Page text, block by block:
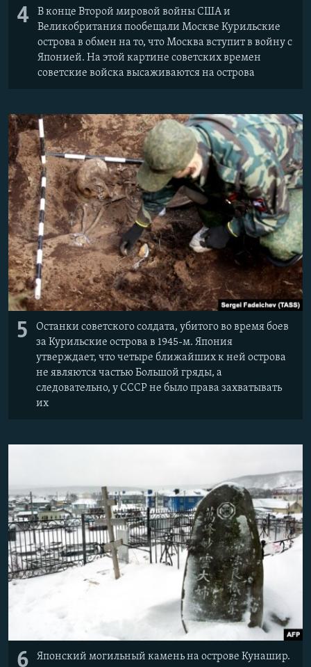
4
В конце Второй мировой войны США и
Великобритания пообещали Москве Курильские
острова в обмен на то, что Москва вступит в войну с
Японией. На этой картине советских времен
советские войска высаживаются на острова
5
Останки советского солдата, убитого во время боев
за Курильские острова в 1945-м. Япония
утверждает, что четыре ближайших к ней острова
не являются частью Большой гряды, а
следовательно, у СССР не было права захватывать
их
6
Японский могильный камень на острове Кунашир.